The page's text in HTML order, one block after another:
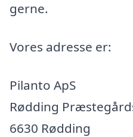
gerne.
Vores adresse er:
Pilanto ApS
Rødding
6630 Rødding